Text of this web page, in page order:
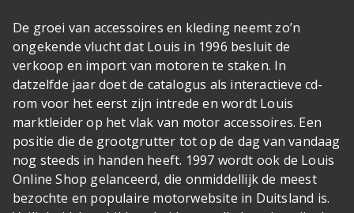
De groei van accessoires en kleding neemt zo’n
ongekende vlucht dat Louis in 1996 besluit de
verkoop en import van motoren te staken. In
datzelfde jaar doet de catalogus als interactieve cd-
rom voor het eerst zijn intrede en wordt Louis
marktleider op het vlak van motor accessoires. Een
positie die de grootgrutter tot op de dag van vandaag
nog steeds in handen heeft. 1997 wordt ook de Louis
Online Shop gelanceerd, die onmiddellijk de meest
bezochte en populaire motorwebsite in Duitsland is.